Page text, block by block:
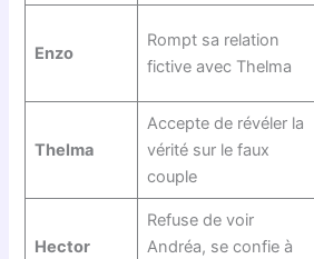
Enzo
Rompt sa relation
fictive avec Thelma
Thelma
Accepte de révéler la
vérité sur le faux
couple
Hector
Refuse de voir
Andréa, se confie à